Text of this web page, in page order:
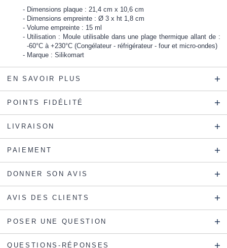
Dimensions plaque : 21,4 cm x 10,6 cm
Dimensions empreinte : Ø 3 x ht 1,8 cm
Volume empreinte : 15 ml
Utilisation : Moule utilisable dans une plage thermique allant de :
-60°C à +230°C (Congélateur - réfrigérateur - four et micro-ondes)
Marque : Silikomart
EN SAVOIR PLUS
POINTS FIDÉLITÉ
LIVRAISON
PAIEMENT
DONNER SON AVIS
AVIS DES CLIENTS
POSER UNE QUESTION
QUESTIONS-RÉPONSES